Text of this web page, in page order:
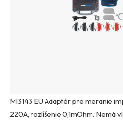
MI3143 EU Adaptér pre meranie
220A, rozlíšenie 0,1mOhm. Nemá